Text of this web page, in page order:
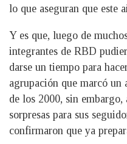
lo que aseguran que este
Y es que, luego de
integrantes de RBD
darse un tiempo para
agrupación que marcó un
de los 2000, sin embargo,
sorpresas para sus
confirmaron que ya